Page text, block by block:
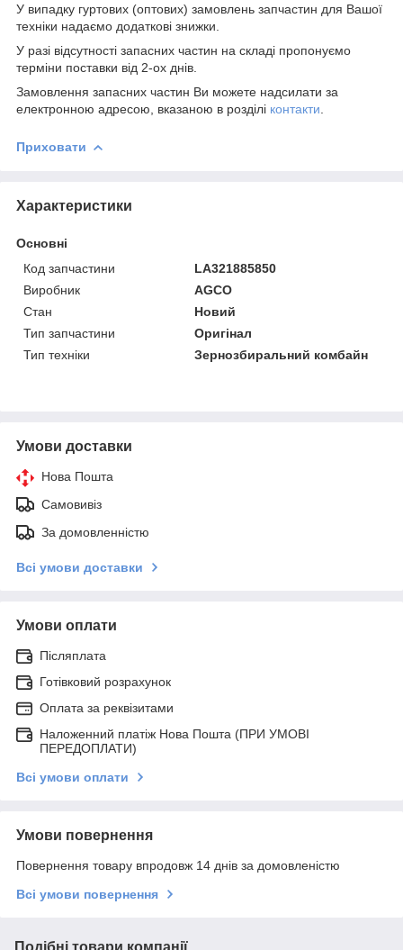
У випадку гуртових (оптових) замовлень запчастин для Вашої
техніки надаємо додаткові знижки.
У разі відсутності запасних частин на складі пропонуємо
терміни поставки від 2-ох днів.
Замовлення запасних частин Ви можете надсилати за
електронною адресою, вказаною в розділі контакти
Приховати
Характеристики
Основні
Код запчастини
LA321885850
Виробник
AGCO
Стан
Новий
Тип запчастини
Оригінал
Тип техніки
Зернозбиральний комбайн
Умови доставки
Нова Пошта
Самовивіз
За домовленністю
Всі умови доставки
Умови оплати
Післяплата
Готівковий розрахунок
Оплата за реквізитами
Наложенний платіж Нова Пошта (ПРИ УМОВІ
ПЕРЕДОПЛАТИ)
Всі умови оплати
Умови повернення
Повернення товару впродовж 14 днів за домовленістю
Всі умови повернення
Подібні товари компанії